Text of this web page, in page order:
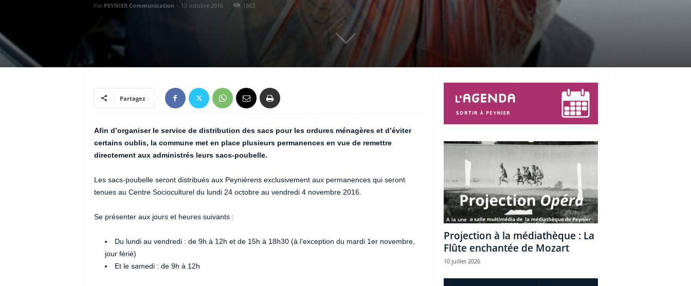
Par PEYNIER Communication- 13 octobre 2016 1863
Partagez
Afin d’organiser le service de distribution des sacs pour les ordures ménagères et d’éviter
certains oublis, la commune met en place plusieurs permanences en vue de remettre
directement aux administrés leurs sacs-poubelle.
Les sacs-poubelle seront distribués aux Peyniérens exclusivement aux permanences qui seront
tenues au Centre Socioculturel du lundi 24 octobre au vendredi 4 novembre 2016.
Se présenter aux jours et heures suivants :
Du lundi au vendredi : de 9h à 12h et de 15h à 18h30 (à l’exception du mardi 1er novembre,
jour férié)
Et le samedi : de 9h à 12h
A la une
Projection à la médiathèque : La
Flûte enchantée de Mozart
10 juillet 2026